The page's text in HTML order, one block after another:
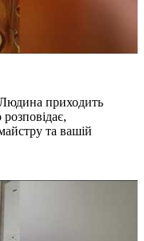
приходить
та вашій